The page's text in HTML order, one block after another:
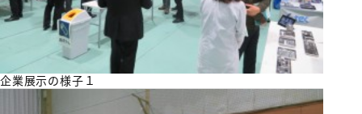
企業展示の様子１